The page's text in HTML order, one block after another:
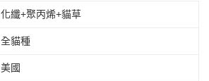
化纖+聚丙烯+貓草
全貓種
美國